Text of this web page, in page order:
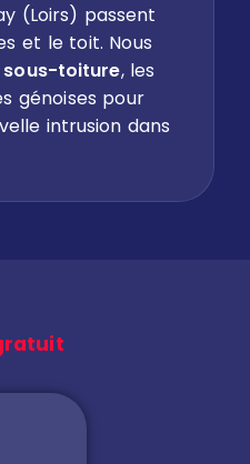
(Loirs) passent
et le toit. Nous
toiture, les
génoises pour
intrusion dans